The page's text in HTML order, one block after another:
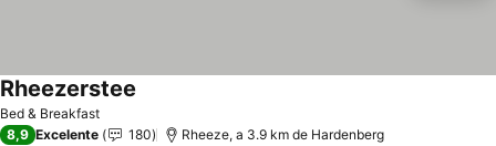
Bed & Breakfast
Rheezerstee
8,9 Excelente 180 Rheeze, a 3.9 km de Hardenberg